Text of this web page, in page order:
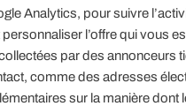
Analytics, pour suivre
l’offre qui vous
par des annonceurs
comme des adresses
sur la manière dont